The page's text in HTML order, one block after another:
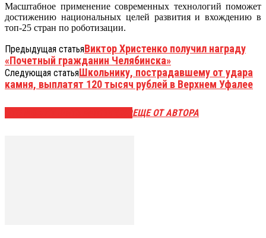
Масштабное применение современных технологий поможет
достижению национальных целей развития и вхождению в
топ-25 стран по роботизации.
Предыдущая статьяВиктор Христенко получил награду
«Почетный гражданин Челябинска»
Следующая статьяШкольнику, пострадавшему от удара
камня, выплатят 120 тысяч рублей в Верхнем Уфалее
ЕЩЕ ОТ АВТОРА